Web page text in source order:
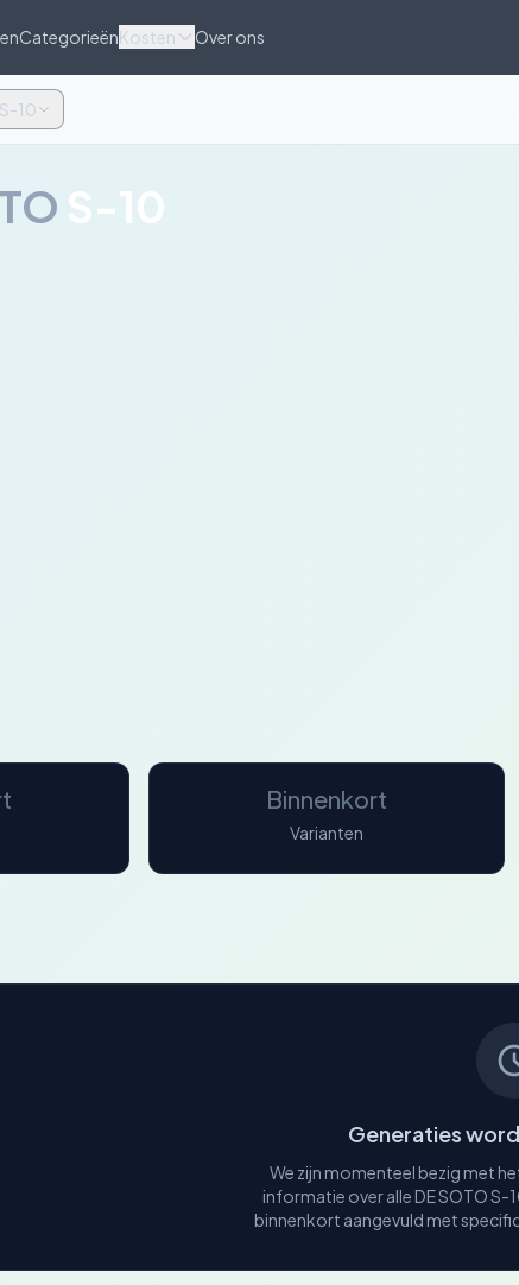
CategorieënKosten Over ons
S-10
S-10
Binnenkort
Varianten
Generaties
We zijn momenteel bezig met
informatie over alle DE SOTO
binnenkort aangevuld met